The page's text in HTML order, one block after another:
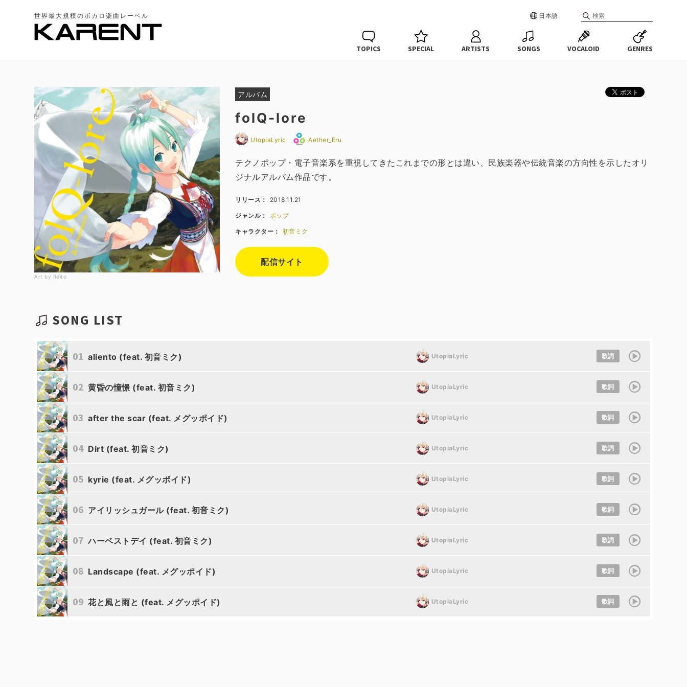
世界最大規模のボカロ楽曲レーベル 日本語
TOPICS SPECIAL ARTISTS SONGS VOCALOID GENRES
Art by Reito
アルバム
folQ-lore
UtopiaLyric Aether_Eru
テクノポップ・電子音楽系を重視してきたこれまでの形とは違い、民族楽器や伝統音楽の方向性を示したオリ
ジナルアルバム作品です。
リリース： 2018.11.21
ジャンル： ポップ
キャラクター： 初音ミク
配信サイト
SONG LIST
01 aliento (feat. 初音ミク) UtopiaLyric
Aether_Eru
歌詞
02 黄昏の憧憬 (feat. 初音ミク) UtopiaLyric
Aether_Eru
歌詞
03 after the scar (feat. メグッポイド) UtopiaLyric
Aether_Eru
歌詞
04 Dirt (feat. 初音ミク) UtopiaLyric
Aether_Eru
歌詞
05 kyrie (feat. メグッポイド) UtopiaLyric
Aether_Eru
歌詞
06 アイリッシュガール (feat. 初音ミク) UtopiaLyric
Aether_Eru
歌詞
07 ハーベストデイ (feat. 初音ミク) UtopiaLyric
Aether_Eru
歌詞
08 Landscape (feat. メグッポイド) UtopiaLyric
Aether_Eru
歌詞
09 花と風と雨と (feat. メグッポイド) UtopiaLyric 歌詞